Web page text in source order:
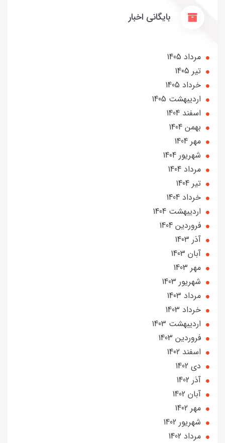
بایگانی اخبار
مرداد 1405
تير 1405
خرداد 1405
ارديبهشت 1405
اسفند 1404
بهمن 1404
مهر 1404
شهریور 1404
مرداد 1404
تير 1404
خرداد 1404
ارديبهشت 1404
فروردین 1404
آذر 1403
آبان 1403
مهر 1403
شهریور 1403
مرداد 1403
خرداد 1403
ارديبهشت 1403
فروردین 1403
اسفند 1402
دی 1402
آذر 1402
آبان 1402
مهر 1402
شهریور 1402
مرداد 1402